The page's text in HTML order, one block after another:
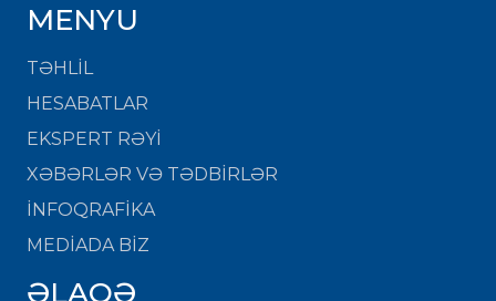
MENYU
TƏHLİL
HESABATLAR
EKSPERT RƏYİ
XƏBƏRLƏR VƏ TƏDBİRLƏR
İNFOQRAFİKA
MEDİADA BİZ
ƏLAQƏ